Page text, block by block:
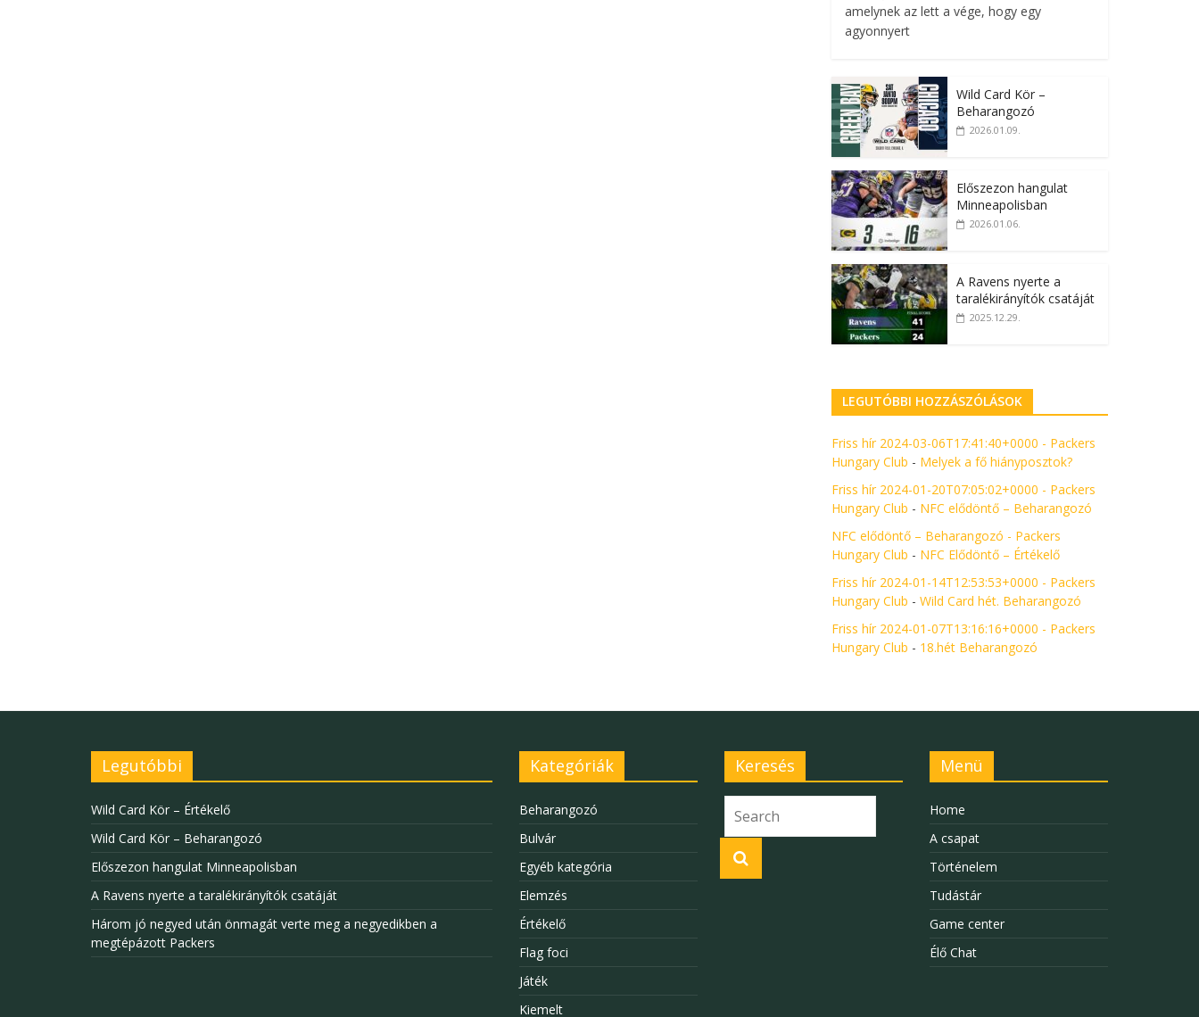
amelynek az lett a vége, hogy egy
agyonnyert
Wild Card Kör –
Beharangozó
2026.01.09.
Előszezon hangulat
Minneapolisban
2026.01.06.
A Ravens nyerte a
taralékirányítók csatáját
2025.12.29.
LEGUTÓBBI HOZZÁSZÓLÁSOK
Friss hír 2024-03-06T17:41:40+0000 - Packers
Hungary Club - Melyek a fő hiányposztok?
Friss hír 2024-01-20T07:05:02+0000 - Packers
Hungary Club - NFC elődöntő – Beharangozó
NFC elődöntő – Beharangozó - Packers
Hungary Club - NFC Elődöntő – Értékelő
Friss hír 2024-01-14T12:53:53+0000 - Packers
Hungary Club - Wild Card hét. Beharangozó
Friss hír 2024-01-07T13:16:16+0000 - Packers
Hungary Club - 18.hét Beharangozó
Legutóbbi
Wild Card Kör – Értékelő
Wild Card Kör – Beharangozó
Előszezon hangulat Minneapolisban
A Ravens nyerte a taralékirányítók csatáját
Három jó negyed után önmagát verte meg a negyedikben a
megtépázott Packers
Kategóriák
Beharangozó
Bulvár
Egyéb kategória
Elemzés
Értékelő
Flag foci
Játék
Kiemelt
Keresés Menü
Home
A csapat
Történelem
Tudástár
Game center
Élő Chat